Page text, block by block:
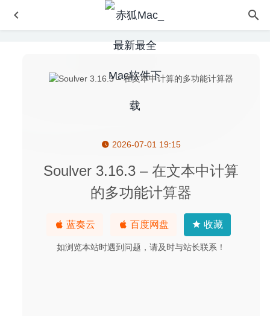
2026-07-01 19:15
Soulver 3.16.3 – 在文本中计算
的多功能计算器
蓝奏云 百度网盘 收藏
如浏览本站时遇到问题，请及时与站长联系！
MacBooster 8 Pro 8.0.2 for Mac中文版-专业的MAC清理优
macOS Big sur系统打开应用程序提示“您没有权限打开应用
2020-12-29
MediaInfo 20.08.3 – 实用的多媒体文件参数检测工具
2020-08-25
Autodesk Maya 2026 中文版-优秀的三维动画制作软件